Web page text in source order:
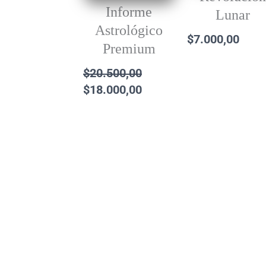
Informe
Astrológico
Premium
$20.500,00
$18.000,00
Lunar
$7.000,00